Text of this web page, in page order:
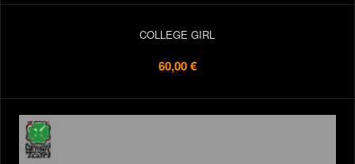
COLLEGE GIRL
60,00 €